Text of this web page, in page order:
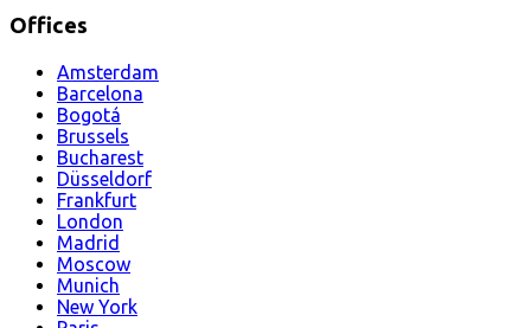
Offices
Amsterdam
Barcelona
Bogotá
Brussels
Bucharest
Düsseldorf
Frankfurt
London
Madrid
Moscow
Munich
New York